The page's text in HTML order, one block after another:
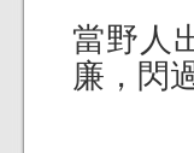
當野人
廉，閃